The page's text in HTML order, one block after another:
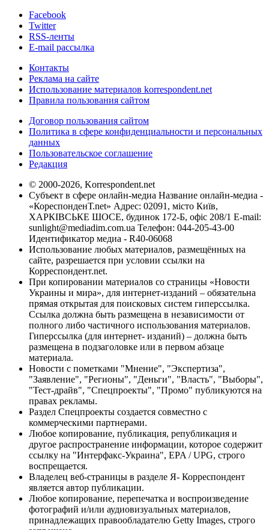
Facebook
Twitter
RSS-ленты
E-mail рассылка
Контакты
Реклама на сайте
Использование материалов korrespondent.net
Правила пользования сайтом
Договор пользования сайтом
Политика в сфере конфиденциальности и персональных
данных
Пользовательское соглашение
Редакция
© 2000-2026, Korrespondent.net
Субъект в сфере онлайн-медиа Название онлайн-медиа -
«КореспонденТ.net» Адрес: 02091, місто Київ,
ХАРКІВСЬКЕ ШОСЕ, будинок 172-Б, офіс 208/1 E-mail:
sunlight@mediadim.com.ua Телефон: 044-205-43-00
Идентификатор медиа - R40-06068
Использование любых материалов, размещённых на
сайте, разрешается при условии ссылки на
Корреспондент.net.
При копировании материалов со страницы «Новости
Украины и мира», для интернет-изданий – обязательна
прямая открытая для поисковых систем гиперссылка.
Ссылка должна быть размещена в независимости от
полного либо частичного использования материалов.
Гиперссылка (для интернет- изданий) – должна быть
размещена в подзаголовке или в первом абзаце
материала.
Новости с пометками "Мнение", "Экспертиза",
"Заявление", "Регионы", "Деньги", "Власть", "Выборы",
"Тест-драйв", "Спецпроекты", "Промо" публикуются на
правах рекламы.
Раздел Спецпроекты создается совместно с
коммерческими партнерами.
Любое копирование, публикация, републикация и
другое распространение информации, которое содержит
ссылку на "Интерфакс-Украина", EPA / UPG, строго
воспрещается.
Владелец веб-страницы в разделе Я- Корреспондент
является автор публикации.
Любое копирование, перепечатка и воспроизведение
фотографий и/или аудиовизуальных материалов,
принадлежащих правообладателю Getty Images, строго